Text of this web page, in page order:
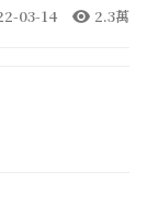
03-14 2.3萬